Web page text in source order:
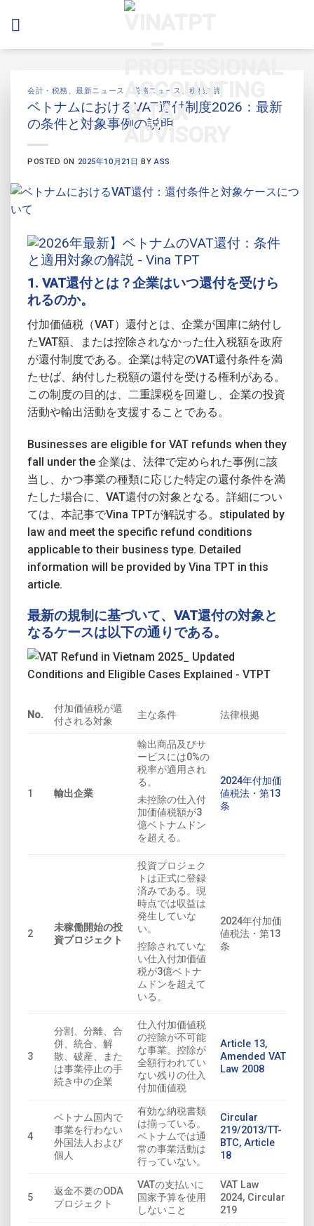
会計・税務、最新ニュース 、税務ニュース 、税務知識
ベトナムにおけるVAT還付制度2026：最新
の条件と対象事例の説明
POSTED ON 2025年10月21日 BYASS
1. VAT還付とは？企業はいつ還付を受けら
れるのか。
付加価値税（VAT）還付とは、企業が国庫に納付し
たVAT額、または控除されなかった仕入税額を政府
が還付制度である。企業は特定のVAT還付条件を満
たせば、納付した税額の還付を受ける権利がある。
この制度の目的は、二重課税を回避し、企業の投資
活動や輸出活動を支援することである。
Businesses are eligible for VAT refunds when they
fall under the 企業は、法律で定められた事例に該
当し、かつ事業の種類に応じた特定の還付条件を満
たした場合に、VAT還付の対象となる。詳細につい
ては、本記事でVina TPTが解説する。stipulated by
law and meet the specific refund conditions
applicable to their business type. Detailed
information will be provided by Vina TPT in this
article.
最新の規制に基づいて、VAT還付の対象と
なるケースは以下の通りである。
No.
付加価値税が還
付される対象
主な条件 法律根拠
1 輸出企業
輸出商品及びサ
ービスには0%の
税率が適用され
る。
未控除の仕入付
加価値税額が3
億ベトナムドン
を超える。
2024年付加価
値税法・第13
条
2
未稼働開始の投
資プロジェクト
投資プロジェク
トは正式に登録
済みである。現
時点では収益は
発生していな
い。
控除されていな
い仕入付加価値
税が3億ベトナ
ムドンを超えて
いる。
2024年付加価
値税法・第13
条
3
分割、分離、合
併、統合、解
散、破産、また
は事業停止の手
続き中の企業
仕入付加価値税
の控除が不可能
な事業。控除が
全額行われてい
ない残りの仕入
付加価値税
Article 13,
Amended VAT
Law 2008
4
ベトナム国内で
事業を行わない
外国法人および
個人
有効な納税書類
は揃っている。
ベトナムでは通
常の事業活動は
行っていない。
Circular
219/2013/TT-
BTC, Article
18
5
返金不要のODA
プロジェクト
VATの支払いに
国家予算を使用
しないこと
VAT Law
2024, Circular
219